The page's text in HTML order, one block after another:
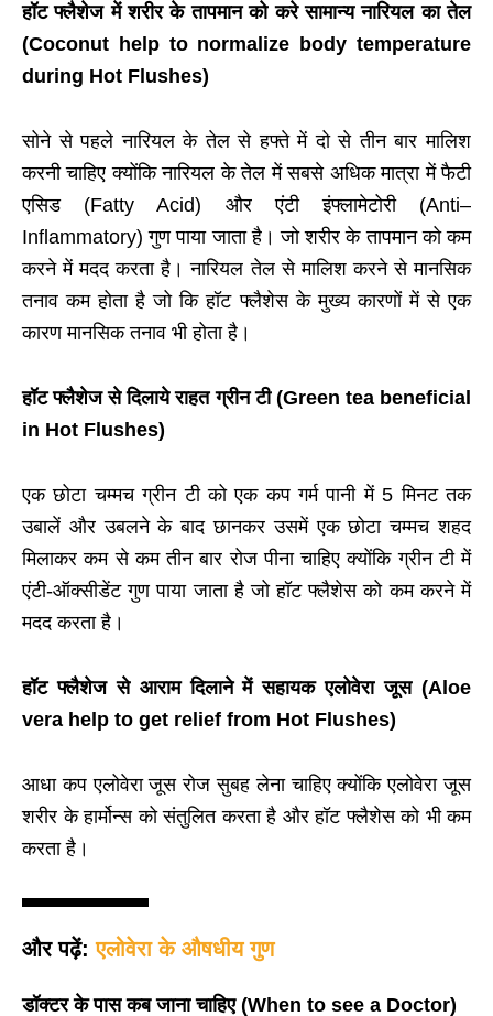
हॉट फ्लैशेज में शरीर के तापमान को करे सामान्य नारियल का तेल
(Coconut help to normalize body temperature
during Hot Flushes)
सोने से पहले नारियल के तेल से हफ्ते में दो से तीन बार मालिश
करनी चाहिए क्योंकि नारियल के तेल में सबसे अधिक मात्रा में फैटी
एसिड (Fatty Acid) और एंटी इंफ्लामेटोरी (Anti–
Inflammatory) गुण पाया जाता है। जो शरीर के तापमान को कम
करने में मदद करता है। नारियल तेल से मालिश करने से मानसिक
तनाव कम होता है जो कि हॉट फ्लैशेस के मुख्य कारणों में से एक
कारण मानसिक तनाव भी होता है।
हॉट फ्लैशेज से दिलाये राहत ग्रीन टी (Green tea beneficial
in Hot Flushes)
एक छोटा चम्मच ग्रीन टी को एक कप गर्म पानी में 5 मिनट तक
उबालें और उबलने के बाद छानकर उसमें एक छोटा चम्मच शहद
मिलाकर कम से कम तीन बार रोज पीना चाहिए क्योंकि ग्रीन टी में
एंटी-ऑक्सीडेंट गुण पाया जाता है जो हॉट फ्लैशेस को कम करने में
मदद करता है।
हॉट फ्लैशेज से आराम दिलाने में सहायक एलोवेरा जूस (Aloe
vera help to get relief from Hot Flushes)
आधा कप एलोवेरा जूस रोज सुबह लेना चाहिए क्योंकि एलोवेरा जूस
शरीर के हार्मोन्स को संतुलित करता है और हॉट फ्लैशेस को भी कम
करता है।
और पढ़ें:एलोवेरा के औषधीय गुण
डॉक्टर के पास कब जाना चाहिए (When to see a Doctor)